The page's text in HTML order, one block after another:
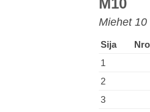
M10
Miehet 10
Sija Nro
1
2
3